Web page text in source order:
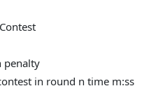
penalty
in round n time m:ss